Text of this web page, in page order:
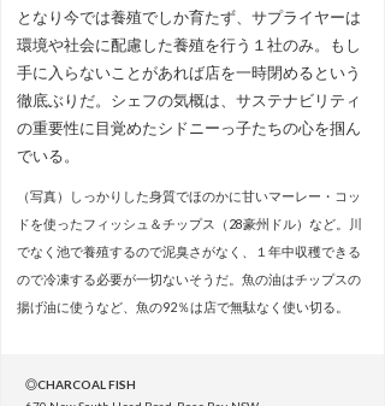
となり今では養殖でしか育たず、サプライヤーは
環境や社会に配慮した養殖を行う１社のみ。もし
手に入らないことがあれば店を一時閉めるという
徹底ぶりだ。シェフの気概は、サステナビリティ
の重要性に目覚めたシドニーっ子たちの心を掴ん
でいる。
（写真）しっかりした身質でほのかに甘いマーレー・コッ
ドを使ったフィッシュ＆チップス（28豪州ドル）など。川
でなく池で養殖するので泥臭さがなく、１年中収穫できる
ので冷凍する必要が一切ないそうだ。魚の油はチップスの
揚げ油に使うなど、魚の92％は店で無駄なく使い切る。
◎CHARCOAL FISH